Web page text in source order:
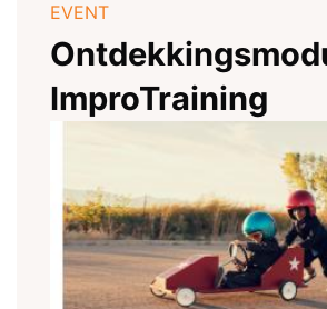
EVENT
ImproTraining